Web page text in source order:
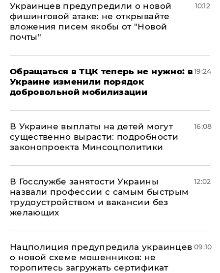
Украинцев предупредили о новой
фишинговой атаке: не открывайте
вложения писем якобы от "Новой
почты"
10:12
Обращаться в ТЦК теперь не нужно: в
Украине изменили порядок
добровольной мобилизации
19:24
В Украине выплаты на детей могут
существенно вырасти: подробности
законопроекта Минсоцполитики
16:08
В Госслужбе занятости Украины
назвали профессии с самым быстрым
трудоустройством и вакансии без
желающих
12:02
Нацполиция предупредила украинцев
о новой схеме мошенников: не
торопитесь загружать сертификат
09:10